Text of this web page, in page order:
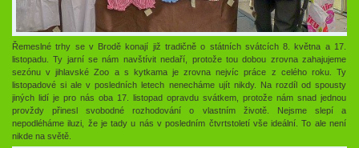
Řemeslné trhy se v Brodě konají již tradičně o státních svátcích 8. května a 17.
listopadu. Ty jarní se nám navštívit nedaří, protože tou dobou zrovna zahajujeme
sezónu v jihlavské Zoo a s kytkama je zrovna nejvíc práce z celého roku. Ty
listopadové si ale v posledních letech nenecháme ujít nikdy. Na rozdíl od spousty
jiných lidí je pro nás oba 17. listopad opravdu svátkem, protože nám snad jednou
provždy přinesl svobodné rozhodování o vlastním životě. Nejsme slepí a
nepodléháme iluzi, že je tady u nás v posledním čtvrtstoletí vše ideální. To ale není
nikde na světě.